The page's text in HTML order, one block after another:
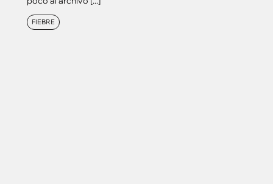
FIEBRE